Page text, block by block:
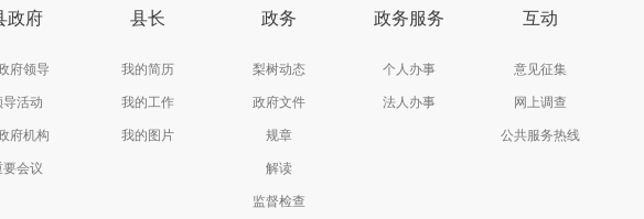
政府
府领导
导活动
府机构
要会议
县长
我的简历
我的工作
我的图片
政务
梨树动态
政府文件
规章
解读
监督检查
政务服务
个人办事
法人办事
互动
意见征集
网上调查
公共服务热线